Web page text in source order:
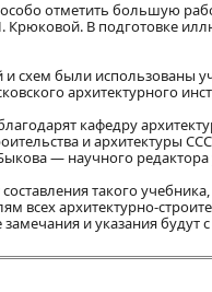
отметить большую
В подготовке
и схем были использованы
архитектурного
кафедру
и архитектуры
— научного
такого
всех архитектурно-
замечания и указания